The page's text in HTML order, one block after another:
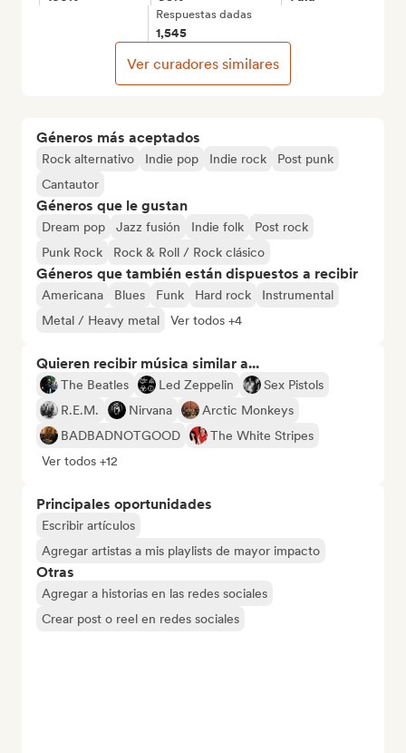
Géneros más aceptados
Rock alternativo Indie pop Indie rock
Post punk
Cantautor
Géneros que le gustan
Dream pop Jazz fusión Indie folk
Post rock
Punk Rock
Rock & Roll / Rock clásico
Géneros que también están dispuestos a recibir
Americana Blues Funk Hard rock
Instrumental
Metal / Heavy metal
Ver todos +4
Quieren recibir música similar a...
The Beatles Led Zeppelin
Sex Pistols
R.E.M.
Nirvana
Arctic Monkeys
BADBADNOTGOOD
The White Stripes
Ver todos +12
Principales oportunidades
Escribir artículos
Agregar artistas a mis playlists de mayor impacto
Otras
Agregar a historias en las redes sociales
Crear post o reel en redes sociales
Respuestas dadas
1,545
Ver curadores similares